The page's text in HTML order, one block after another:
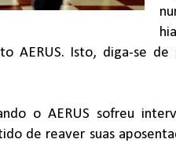
AERUS. Isto, diga-se
o AERUS sofreu
de reaver suas